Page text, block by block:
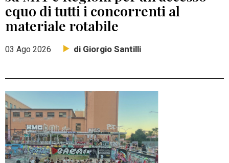
equo di tutti i concorrenti al
materiale rotabile
03 Ago 2026 di Giorgio Santilli